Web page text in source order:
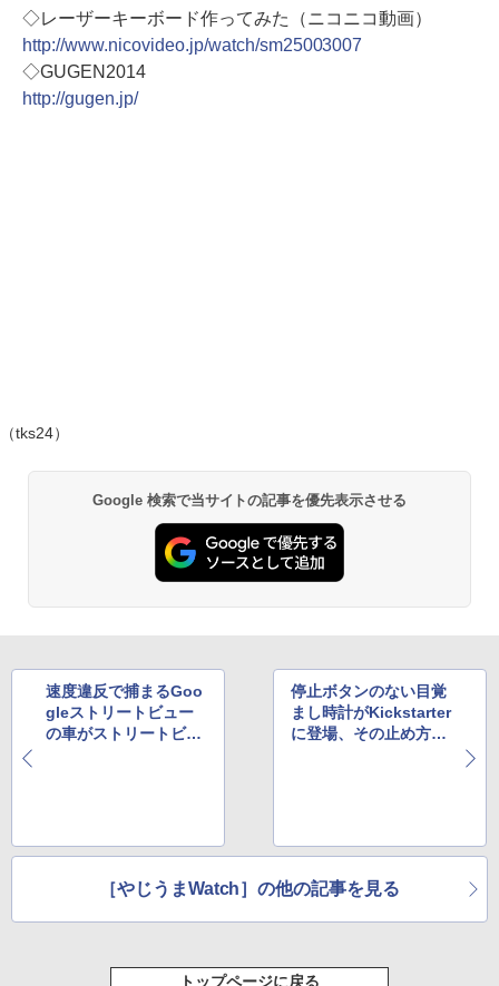
◇レーザーキーボード作ってみた（ニコニコ動画）
http://www.nicovideo.jp/watch/sm25003007
◇GUGEN2014
http://gugen.jp/
（tks24）
Google 検索で当サイトの記事を優先表示させる
速度違反で捕まるGoo
gleストリートビュー
の車がストリートビュ
停止ボタンのない目覚
まし時計がKickstarter
に登場、その止め方と
［やじうまWatch］の他の記事を見る
トップページに戻る